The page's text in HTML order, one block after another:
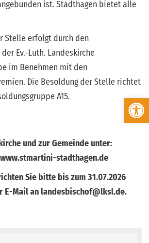
Werkzeugleiste öffnen
ist. Stadthagen bietet alle
Stelle erfolgt durch den
Ev.-Luth. Landeskirche
im Benehmen mit den
Die Besoldung der Stelle richtet
A15.
und zur Gemeinde unter:
stadthagen.de
Sie bitte bis zum 31.07.2026
E-Mail an landesbischof@lksl.de.